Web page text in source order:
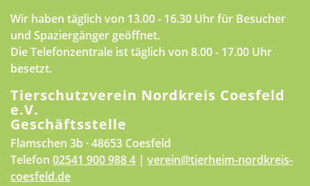
Wir haben täglich von 13.00 - 16.30 Uhr für Besucher
und Spaziergänger geöffnet.
Die Telefonzentrale ist täglich von 8.00 - 17.00 Uhr
besetzt.
Tierschutzverein Nordkreis Coesfeld
e.V.
Geschäftsstelle
Flamschen 3b · 48653 Coesfeld
Telefon 02541 900 988 4 | verein@tierheim-nordkreis-
coesfeld.de